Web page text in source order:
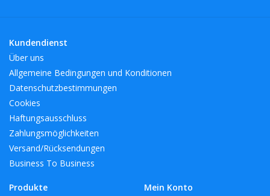
Kundendienst
Über uns
Allgemeine Bedingungen und Konditionen
Datenschutzbestimmungen
Cookies
Haftungsausschluss
Zahlungsmöglichkeiten
Versand/Rücksendungen
Business To Business
Produkte
Mein Konto